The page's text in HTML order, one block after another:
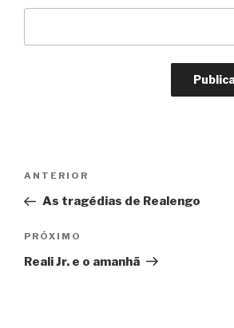
Post
Anterior
ANTERIOR
As tragédias de Realengo
Próximo
PRÓXIMO
Reali Jr. e o amanhã